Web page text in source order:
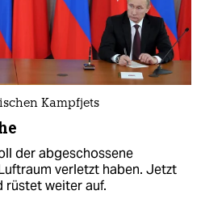
Kampfjets
der abgeschossene
verletzt haben. Jetzt
rüstet weiter auf.